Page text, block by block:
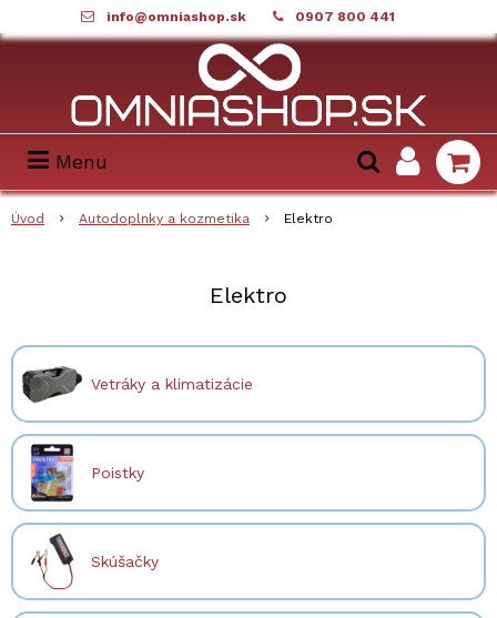
info@omniashop.sk 0907 800 441
Menu
Úvod Autodoplnky a kozmetika Elektro
Elektro
Vetráky a klimatizácie
Poistky
Skúšačky